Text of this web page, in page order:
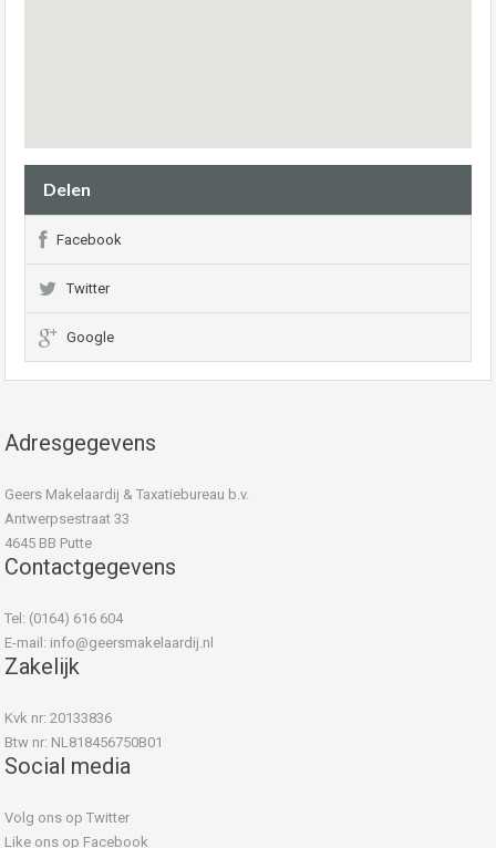
Delen
Facebook
Twitter
Google
Adresgegevens
Geers Makelaardij & Taxatiebureau b.v.
Antwerpsestraat 33
4645 BB Putte
Contactgegevens
Tel: (0164) 616 604
E-mail: info@geersmakelaardij.nl
Zakelijk
Kvk nr: 20133836
Btw nr: NL818456750B01
Social media
Volg ons op Twitter
Like ons op Facebook